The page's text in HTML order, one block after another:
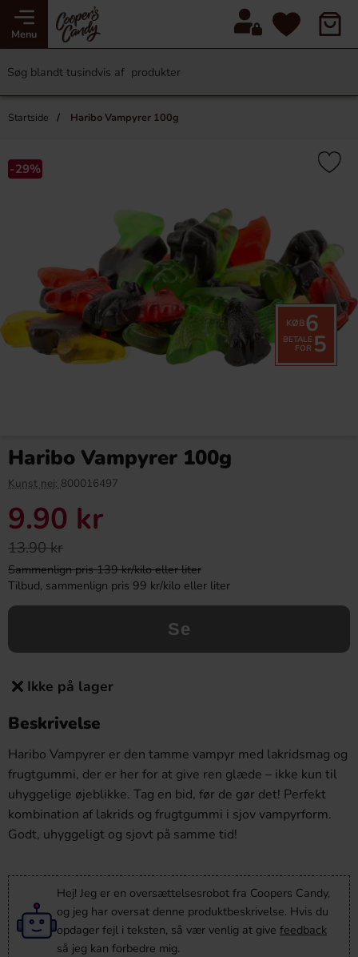
Menu
Startside Haribo Vampyrer 100g
KØB6
BETALE
FOR 5
-29%
Haribo Vampyrer 100g
Kunst nej: 800016497
9.90 kr
13.90 kr
Sammenlign pris 139 kr/kilo eller liter
Tilbud, sammenlign pris 99 kr/kilo eller liter
Se
Ikke på lager
Beskrivelse
Haribo Vampyrer er den tamme vampyr med lakridsmag og
frugtgummi, der er her for at give ren glæde – ikke kun til
uhyggelige øjeblikke. Tag en bid, før de gør det! Perfekt
kombination af lakrids og frugtgummi i sjov vampyrform.
Godt, uhyggeligt og sjovt på samme tid!
Hej! Jeg er en oversættelsesrobot fra Coopers Candy,
og jeg har oversat denne produktbeskrivelse. Hvis du
opdager fejl i teksten, så vær venlig at give feedback
så jeg kan forbedre mig.